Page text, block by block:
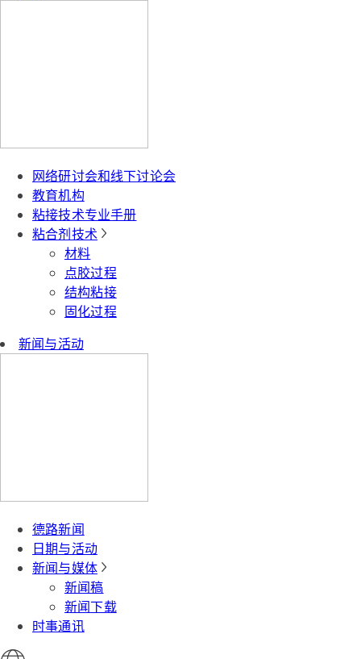
网络研讨会和线下讨论会
教育机构
粘接技术专业手册
粘合剂技术
材料
点胶过程
结构粘接
固化过程
新闻与活动
德路新闻
日期与活动
新闻与媒体
新闻稿
新闻下载
时事通讯